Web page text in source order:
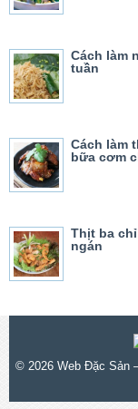
Cách làm
tuần
Cách làm
bữa cơm
Thịt ba
ngán
© 2026 Web Đặc Sản